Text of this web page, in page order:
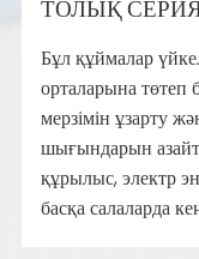
Бұл құймалар
орталарына
мерзімін ұзарту
шығындарын
құрылыс, электр
басқа салаларда